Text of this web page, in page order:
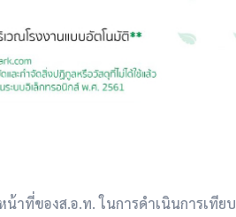
น้าที่ของส.อ.ท. ในการดำเนินการเทียบ